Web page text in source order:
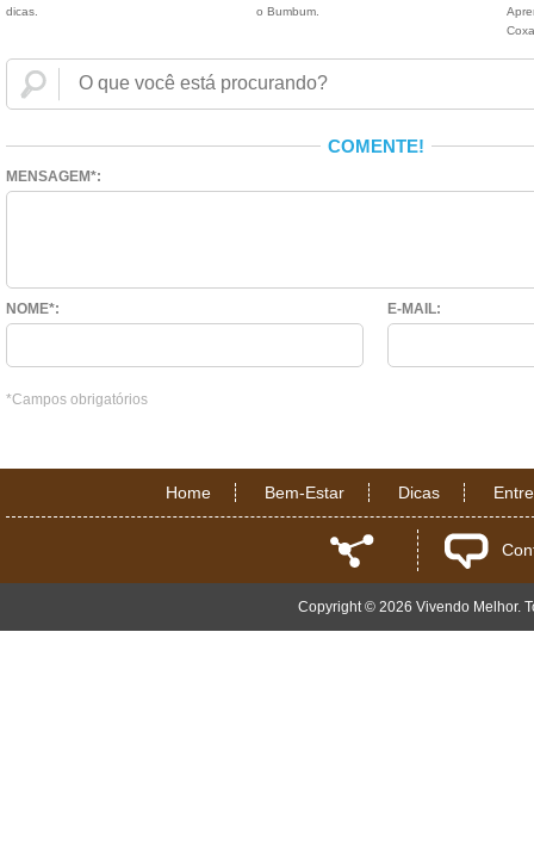
dicas.
o Bumbum.
COMENTE!
MENSAGEM*:
NOME*: E-MAIL:
*Campos obrigatórios
Home Bem-Estar Dicas
Copyright © 2026 Vivendo Melhor.